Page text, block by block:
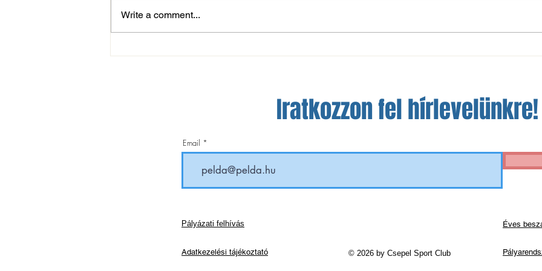
Sportlövészet: újabb Eb arany,
Fábián Sára (ismét) Európa-
Write a comment...
Iratkozzon fel hírlevelünkre!
Email
Éves
Pályázati felhívás
Adatkezelési tájékoztató © 2026 by Csepel Sport Club